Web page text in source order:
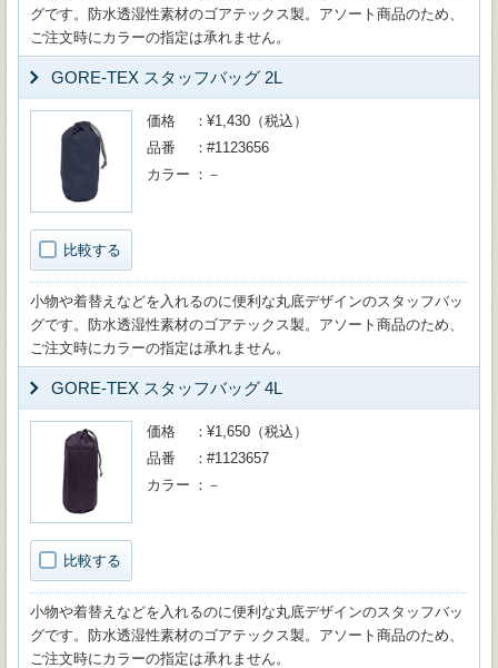
グです。防水透湿性素材のゴアテックス製。アソート商品のため、
ご注文時にカラーの指定は承れません。
GORE-TEX スタッフバッグ 2L
比較する
価格
¥1,430（税込）
品番
#1123656
カラー
－
小物や着替えなどを入れるのに便利な丸底デザインのスタッフバッ
グです。防水透湿性素材のゴアテックス製。アソート商品のため、
ご注文時にカラーの指定は承れません。
GORE-TEX スタッフバッグ 4L
比較する
価格
¥1,650（税込）
品番
#1123657
カラー
－
小物や着替えなどを入れるのに便利な丸底デザインのスタッフバッ
グです。防水透湿性素材のゴアテックス製。アソート商品のため、
ご注文時にカラーの指定は承れません。